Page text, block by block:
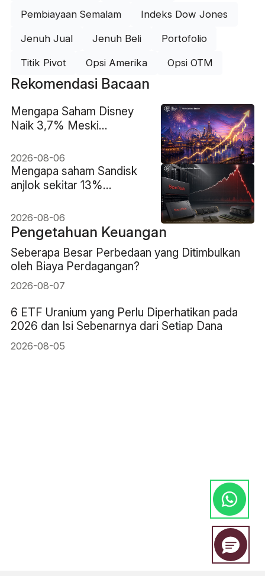
Pembiayaan Semalam Indeks Dow Jones
Jenuh Jual Jenuh Beli Portofolio
Titik Pivot Opsi Amerika Opsi OTM
Rekomendasi Bacaan
Mengapa Saham Disney
Naik 3,7% Meski
2026-08-06
Mengapa saham Sandisk
anjlok sekitar 13%
rekor $8.97B
2026-08-06
Pengetahuan Keuangan
Seberapa Besar Perbedaan yang Ditimbulkan
oleh Biaya Perdagangan?
2026-08-07
6 ETF Uranium yang Perlu Diperhatikan pada
2026 dan Isi Sebenarnya dari Setiap Dana
2026-08-05